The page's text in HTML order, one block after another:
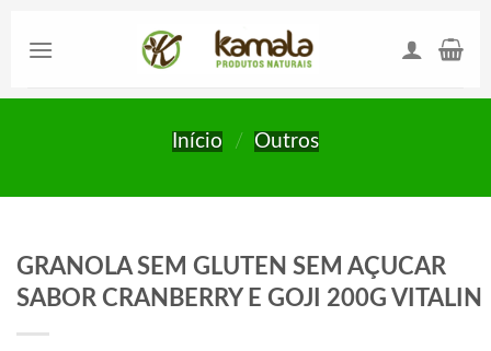
Início / Outros
GRANOLA SEM GLUTEN SEM AÇUCAR
SABOR CRANBERRY E GOJI 200G VITALIN